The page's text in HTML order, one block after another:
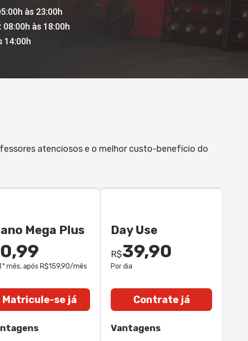
às 23:00h
às 18:00h
14:00h
atenciosos e o melhor custo-benefício do
Mega Plus
0,99
mês, após R$159,90/mês
Matricule-se já
Day Use
R$39,90
Por dia
Contrate já
Vantagens